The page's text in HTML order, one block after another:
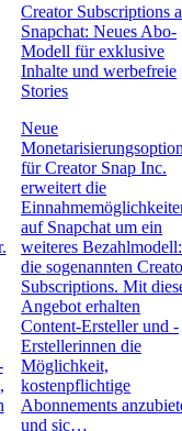
Creator Subscriptions
Snapchat: Neues Abo-
Modell für exklusive
Inhalte und werbefreie
Stories
Neue
für Creator Snap Inc.
erweitert die
auf Snapchat um ein
weiteres Bezahlmodell:
die sogenannten
Subscriptions. Mit
Angebot erhalten
Content-Ersteller und -
Erstellerinnen die
Möglichkeit,
kostenpflichtige
Abonnements
und sic…